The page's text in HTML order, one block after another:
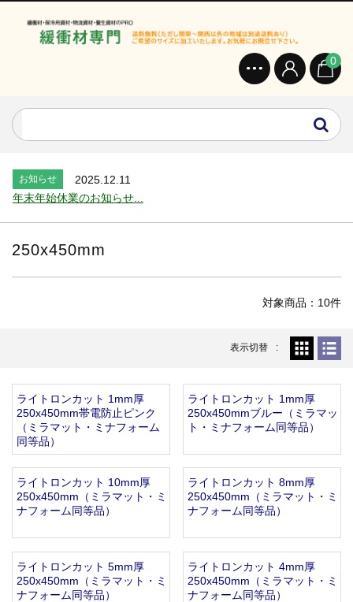
0
オンラインショップを開設いたしました。...
お知らせ
2026.7.24
お知らせ
2025.12.11
年末年始休業のお知らせ...
お知らせ
2024.2.27
年末年始休業のお知らせ...
お知らせ
2025.8.4
夏季休業のお知らせ...
お知らせ
お知らせ
2024.2.27
オンラインショップを開設いたしました。...
250x450mm
対象商品：10件
表示切替
ライトロンカット 1mm厚
250x450mm帯電防止ピンク
（ミラマット・ミナフォーム
同等品）
ライトロンカット 1mm厚
250x450mmブルー（ミラマッ
ト・ミナフォーム同等品）
ライトロンカット 10mm厚
250x450mm（ミラマット・ミ
ナフォーム同等品）
ライトロンカット 8mm厚
250x450mm（ミラマット・ミ
ナフォーム同等品）
ライトロンカット 5mm厚
250x450mm（ミラマット・ミ
ナフォーム同等品）
ライトロンカット 4mm厚
250x450mm（ミラマット・ミ
ナフォーム同等品）